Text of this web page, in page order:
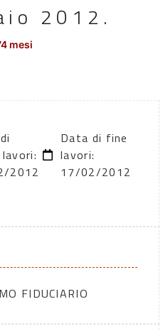
2012.
mesi
2012
Data di fine
lavori:
17/02/2012
FIDUCIARIO